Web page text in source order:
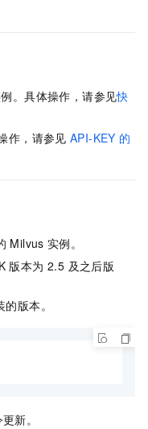
。具体操作，请参见快
作，请参见 API-KEY 的
Milvus 实例。
版本为 2.5 及之后版
版本。
新。